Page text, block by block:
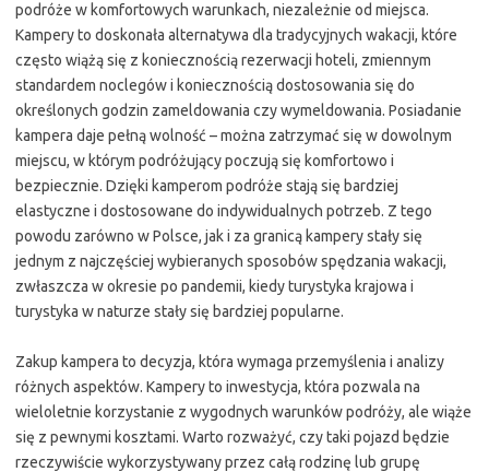
podróże w komfortowych warunkach, niezależnie od miejsca.
Kampery to doskonała alternatywa dla tradycyjnych wakacji, które
często wiążą się z koniecznością rezerwacji hoteli, zmiennym
standardem noclegów i koniecznością dostosowania się do
określonych godzin zameldowania czy wymeldowania. Posiadanie
kampera daje pełną wolność – można zatrzymać się w dowolnym
miejscu, w którym podróżujący poczują się komfortowo i
bezpiecznie. Dzięki kamperom podróże stają się bardziej
elastyczne i dostosowane do indywidualnych potrzeb. Z tego
powodu zarówno w Polsce, jak i za granicą kampery stały się
jednym z najczęściej wybieranych sposobów spędzania wakacji,
zwłaszcza w okresie po pandemii, kiedy turystyka krajowa i
turystyka w naturze stały się bardziej popularne.
Zakup kampera to decyzja, która wymaga przemyślenia i analizy
różnych aspektów. Kampery to inwestycja, która pozwala na
wieloletnie korzystanie z wygodnych warunków podróży, ale wiąże
się z pewnymi kosztami. Warto rozważyć, czy taki pojazd będzie
rzeczywiście wykorzystywany przez całą rodzinę lub grupę